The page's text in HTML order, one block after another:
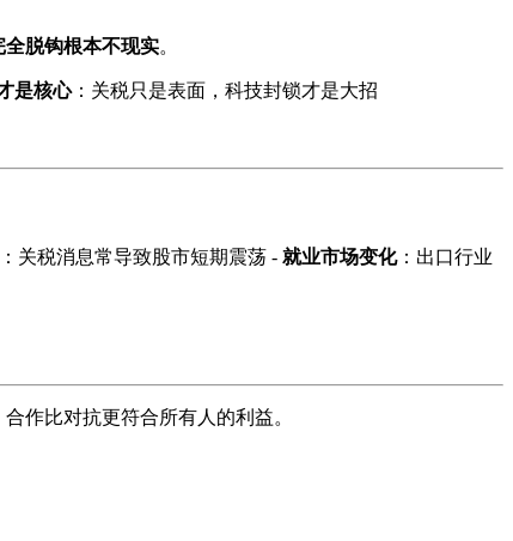
脱钩根本不现实。
是核心：关税只是表面，科技封锁才是大招
：关税消息常导致股市短期震荡 - 就业市场变化：出口行业
作比对抗更符合所有人的利益。